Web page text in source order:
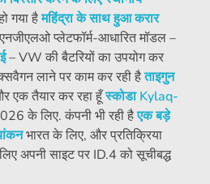
गया हैमहिंद्रा के साथ हुआ करार
प्लेटफॉर्म-आधारित मॉडल –
– VW की बैटरियों का उपयोग कर
लाने पर काम कर रही हैताइगुन
एक तैयार कर रहा हूँस्कोडा Kylaq-
के लिए. कंपनी भी रही हैएक बड़े
भारत के लिए, और प्रतिक्रिया
अपनी साइट पर ID.4 को सूचीबद्ध